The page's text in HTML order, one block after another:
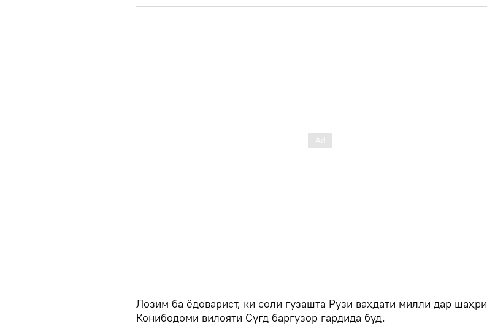
Лозим ба ёдоварист, ки соли гузашта Рӯзи ваҳдати миллӣ дар шаҳри
Конибодоми вилояти Суғд баргузор гардида буд.